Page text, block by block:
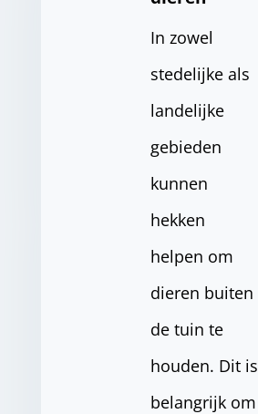
In zowel
stedelijke als
landelijke
gebieden
kunnen
hekken
helpen om
dieren buiten
de tuin te
houden. Dit is
belangrijk om